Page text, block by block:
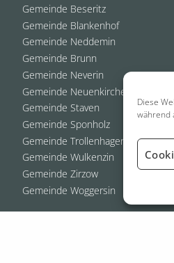
Diese
während
Gemeinde Beseritz
Gemeinde Blankenhof
Gemeinde Neddemin
Gemeinde Brunn
Gemeinde Neverin
Gemeinde Neuenkirchen
Gemeinde Staven
Gemeinde Sponholz
Gemeinde Trollenhagen
Gemeinde Wulkenzin
Gemeinde Zirzow
Gemeinde Woggersin